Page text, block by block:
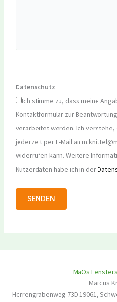
Datenschutz
Ich stimme zu, dass meine
Kontaktformular zur
verarbeitet werden. Ich verstehe,
jederzeit per E-Mail an
widerrufen kann. Weitere
Nutzerdaten habe ich in der
MaOs
Marcus
Herrengrabenweg 73D 19061,